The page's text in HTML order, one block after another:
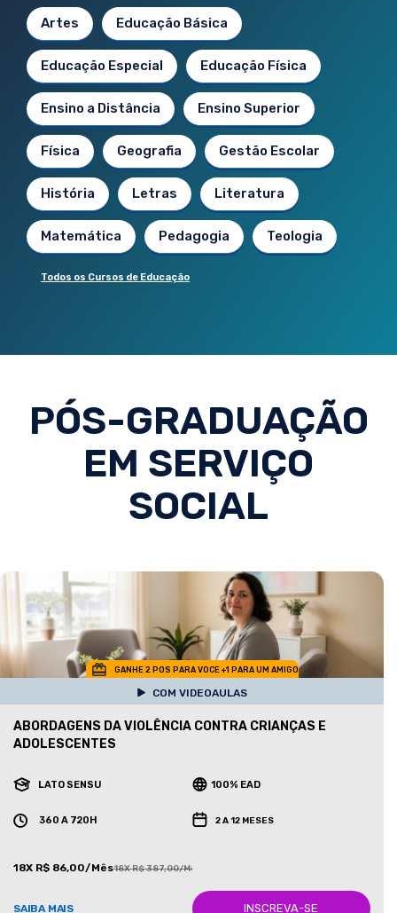
Artes Educação Básica
Educação Especial Educação Física
Ensino a Distância Ensino Superior
Física Geografia Gestão Escolar
História Letras Literatura
Matemática Pedagogia Teologia
Todos os Cursos de Educação
PÓS-GRADUAÇÃO
EM SERVIÇO
SOCIAL
GANHE 2 POS PARA VOCE +1 PARA UM AMIGO
COM VIDEOAULAS
ABORDAGENS DA VIOLÊNCIA CONTRA CRIANÇAS E
ADOLESCENTES
LATO SENSU 100% EAD
360 A 720H 2 A 12 MESES
18X R$ 86,00/Mês18X R$ 387,00/Mês
SAIBA MAIS INSCREVA-SE